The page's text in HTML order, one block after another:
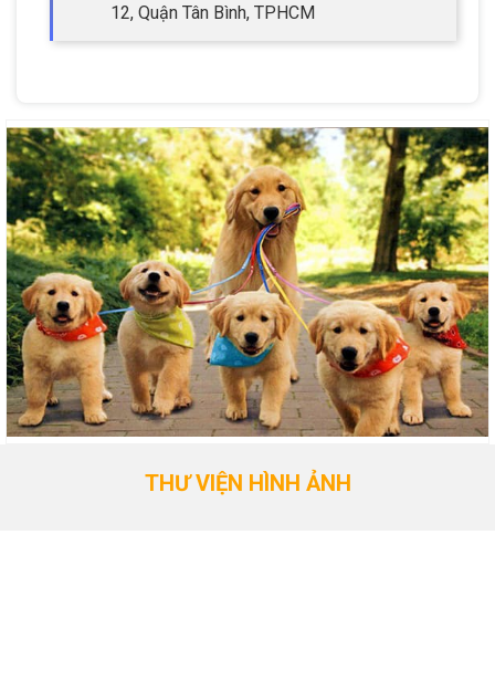
12, Quận Tân Bình, TPHCM
THƯ VIỆN HÌNH ẢNH